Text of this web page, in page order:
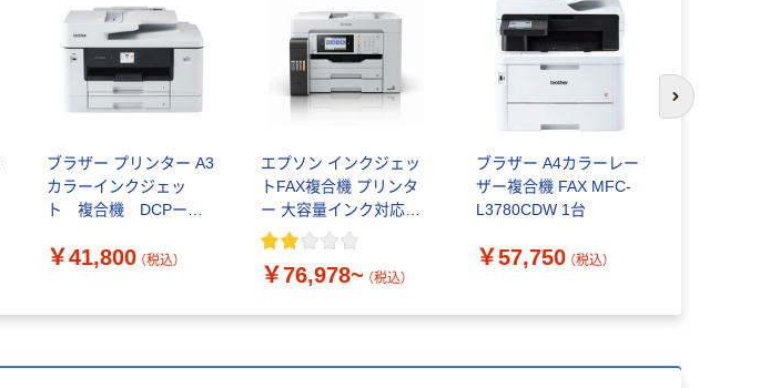
ブラザー プリンター A3
カラーインクジェッ
ト 複合機 DCPー
￥41,800 （税込）
エプソン インクジェッ
トFAX複合機 プリンタ
ー 大容量インク対応エ
コタンク搭載モデル
￥76,978~ （税込）
ブラザー A4カラーレー
ザー複合機 FAX MFC-
L3780CDW 1台
￥57,750 （税込）
次のスライド